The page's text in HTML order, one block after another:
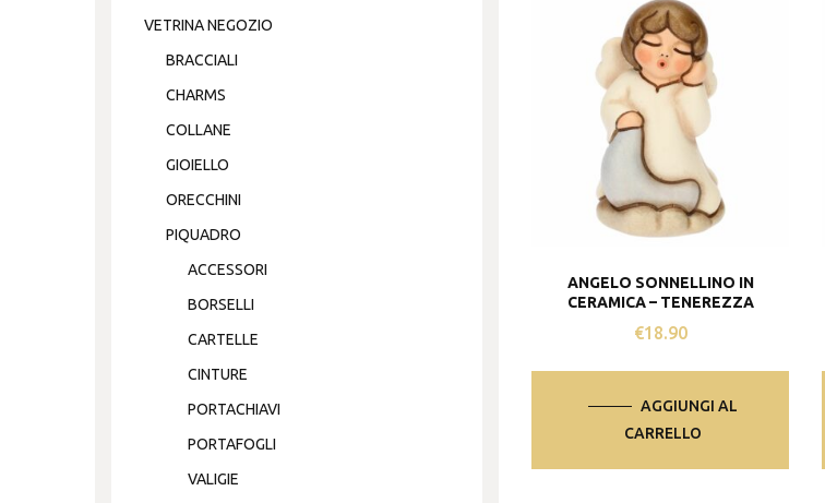
ANGELO SONNELLINO IN
CERAMICA – TENEREZZA
€18.90
AGGIUNGI AL
CARRELLO
VETRINA NEGOZIO
BRACCIALI
CHARMS
COLLANE
GIOIELLO
ORECCHINI
PIQUADRO
ACCESSORI
BORSELLI
CARTELLE
CINTURE
PORTACHIAVI
PORTAFOGLI
VALIGIE